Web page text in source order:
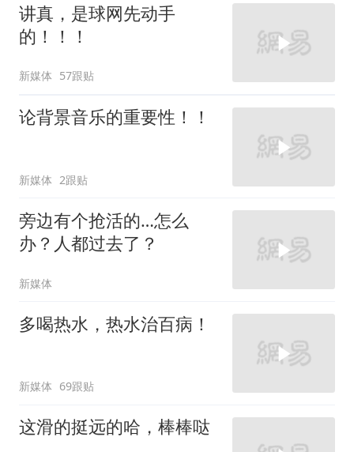
讲真，是球网先动手
的！！！
新媒体 57跟贴
论背景音乐的重要性！！
新媒体 2跟贴
旁边有个抢活的…怎么
办？人都过去了？
新媒体
多喝热水，热水治百病！
新媒体 69跟贴
这滑的挺远的哈，棒棒哒